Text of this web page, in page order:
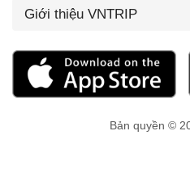
Giới thiệu VNTRIP
Bản quyền ©